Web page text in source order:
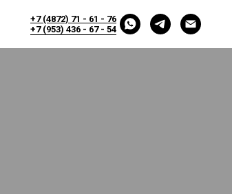
+7 (4872) 71 - 61 - 76
+7 (953) 436 - 67 - 54